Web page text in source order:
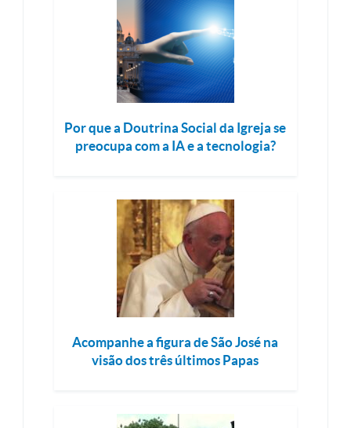
Por que a Doutrina Social da Igreja se
preocupa com a IA e a tecnologia?
Acompanhe a figura de São José na
visão dos três últimos Papas